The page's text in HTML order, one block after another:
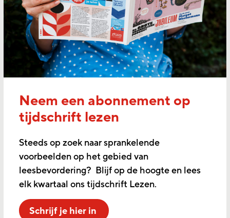
Neem een abonnement op
tijdschrift lezen
Steeds op zoek naar sprankelende
voorbeelden op het gebied van
leesbevordering? Blijf op de hoogte en lees
elk kwartaal ons tijdschrift Lezen.
Schrijf je hier in